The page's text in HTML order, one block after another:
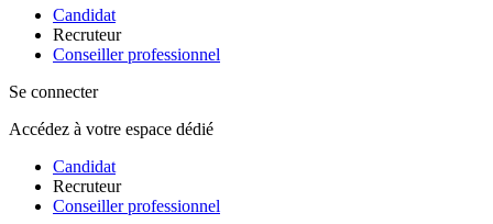
Candidat
Recruteur
Conseiller professionnel
Se connecter
Accédez à votre espace dédié
Candidat
Recruteur
Conseiller professionnel